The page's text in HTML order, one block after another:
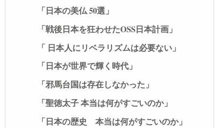
「日本の美仏 50選」
「戦後日本を狂わせたOSS日本計画」
「 日本人にリベラリズムは必要ない」
「日本が世界で輝く時代」
「邪馬台国は存在しなかった」
「聖徳太子 本当は何がすごいのか」
「日本の歴史 本当は何がすごいのか」